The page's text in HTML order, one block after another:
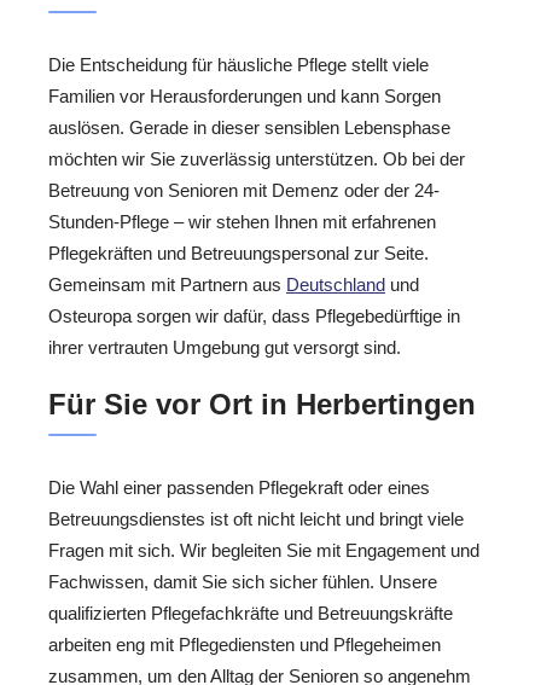
Die Entscheidung für häusliche Pflege stellt viele
Familien vor Herausforderungen und kann Sorgen
auslösen. Gerade in dieser sensiblen Lebensphase
möchten wir Sie zuverlässig unterstützen. Ob bei der
Betreuung von Senioren mit Demenz oder der 24-
Stunden-Pflege – wir stehen Ihnen mit erfahrenen
Pflegekräften und Betreuungspersonal zur Seite.
Gemeinsam mit Partnern aus Deutschland und
Osteuropa sorgen wir dafür, dass Pflegebedürftige in
ihrer vertrauten Umgebung gut versorgt sind.
Für Sie vor Ort in Herbertingen
Die Wahl einer passenden Pflegekraft oder eines
Betreuungsdienstes ist oft nicht leicht und bringt viele
Fragen mit sich. Wir begleiten Sie mit Engagement und
Fachwissen, damit Sie sich sicher fühlen. Unsere
qualifizierten Pflegefachkräfte und Betreuungskräfte
arbeiten eng mit Pflegediensten und Pflegeheimen
zusammen, um den Alltag der Senioren so angenehm